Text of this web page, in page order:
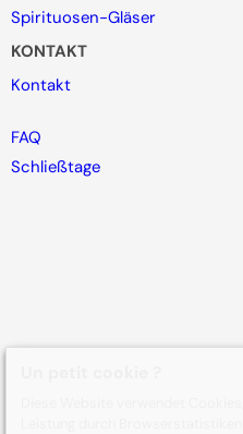
Spirituosen-Gläser
KONTAKT
Kontakt
FAQ
Schließtage